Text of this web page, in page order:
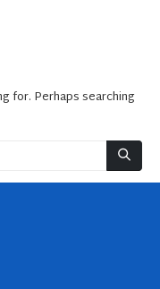
for. Perhaps searching